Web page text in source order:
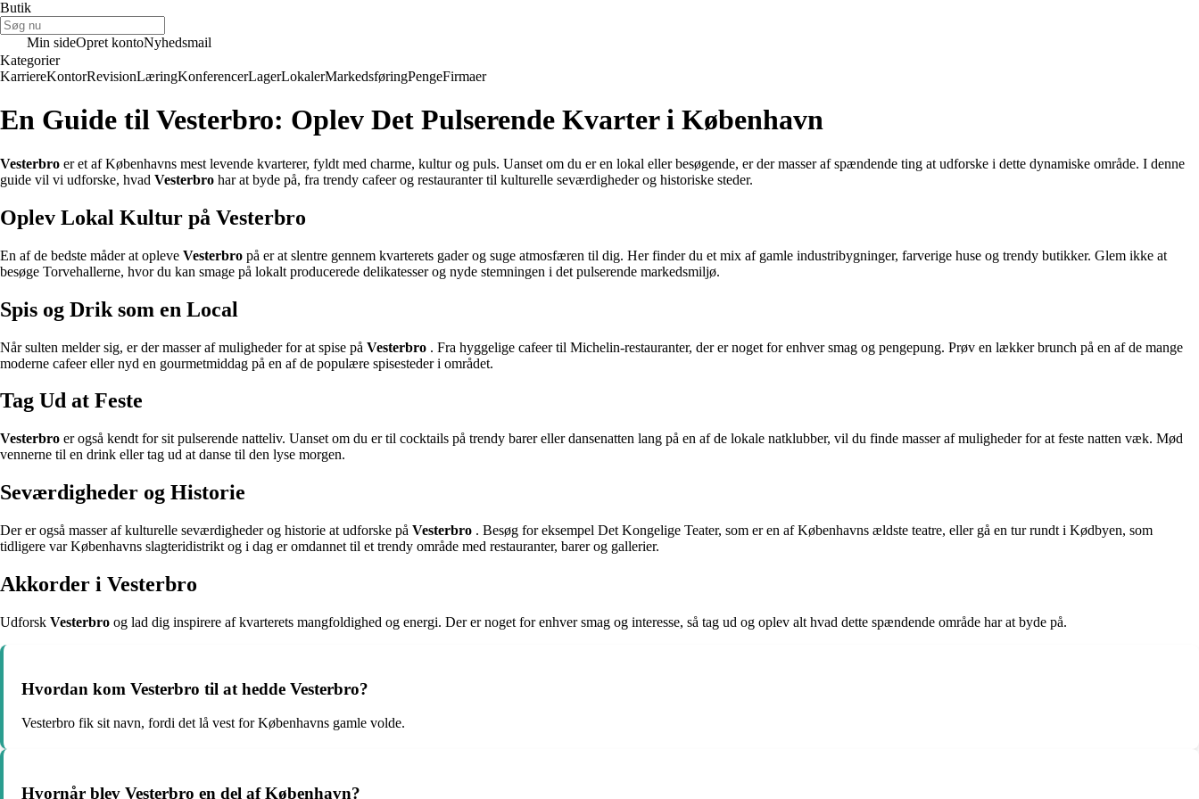
Butik
Min sideOpret kontoNyhedsmail
Kategorier
KarriereKontorRevisionLæringKonferencerLagerLokalerMarkedsføringPengeFirmaer
En Guide til Vesterbro: Oplev Det Pulserende Kvarter i København
Vesterbro er et af Københavns mest levende kvarterer, fyldt med charme, kultur og puls. Uanset om du er en lokal eller besøgende, er der masser af spændende ting at udforske i dette dynamiske område. I denne
guide vil vi udforske, hvad Vesterbro har at byde på, fra trendy cafeer og restauranter til kulturelle seværdigheder og historiske steder.
Oplev Lokal Kultur på Vesterbro
En af de bedste måder at opleve Vesterbro på er at slentre gennem kvarterets gader og suge atmosfæren til dig. Her finder du et mix af gamle industribygninger, farverige huse og trendy butikker. Glem ikke at
besøge Torvehallerne, hvor du kan smage på lokalt producerede delikatesser og nyde stemningen i det pulserende markedsmiljø.
Spis og Drik som en Local
Når sulten melder sig, er der masser af muligheder for at spise på Vesterbro . Fra hyggelige cafeer til Michelin-restauranter, der er noget for enhver smag og pengepung. Prøv en lækker brunch på en af de mange
moderne cafeer eller nyd en gourmetmiddag på en af de populære spisesteder i området.
Tag Ud at Feste
Vesterbro er også kendt for sit pulserende natteliv. Uanset om du er til cocktails på trendy barer eller dansenatten lang på en af de lokale natklubber, vil du finde masser af muligheder for at feste natten væk. Mød
vennerne til en drink eller tag ud at danse til den lyse morgen.
Seværdigheder og Historie
Der er også masser af kulturelle seværdigheder og historie at udforske på Vesterbro . Besøg for eksempel Det Kongelige Teater, som er en af Københavns ældste teatre, eller gå en tur rundt i Kødbyen, som
tidligere var Københavns slagteridistrikt og i dag er omdannet til et trendy område med restauranter, barer og gallerier.
Akkorder i Vesterbro
Udforsk Vesterbro og lad dig inspirere af kvarterets mangfoldighed og energi. Der er noget for enhver smag og interesse, så tag ud og oplev alt hvad dette spændende område har at byde på.
Hvordan kom Vesterbro til at hedde Vesterbro?
Vesterbro fik sit navn, fordi det lå vest for Københavns gamle volde.
Hvornår blev Vesterbro en del af København?